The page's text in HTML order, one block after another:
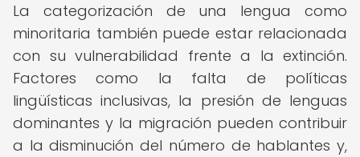
La categorización de una lengua como
minoritaria también puede estar relacionada
con su vulnerabilidad frente a la extinción.
Factores como la falta de políticas
lingüísticas inclusivas, la presión de lenguas
dominantes y la migración pueden contribuir
a la disminución del número de hablantes y,